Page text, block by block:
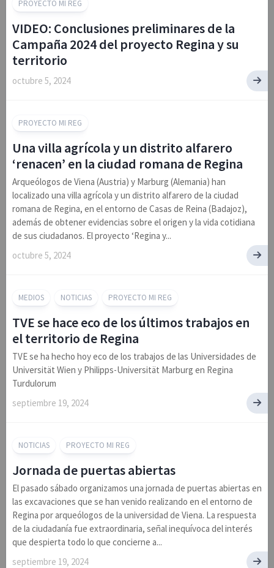
PROYECTO MI REG
VIDEO: Conclusiones preliminares de la
Campaña 2024 del proyecto Regina y su
territorio
octubre 5, 2024
PROYECTO MI REG
Una villa agrícola y un distrito alfarero
‘renacen’ en la ciudad romana de Regina
Arqueólogos de Viena (Austria) y Marburg (Alemania) han
localizado una villa agrícola y un distrito alfarero de la ciudad
romana de Regina, en el entorno de Casas de Reina (Badajoz),
además de obtener evidencias sobre el origen y la vida cotidiana
de sus ciudadanos. El proyecto ‘Regina y...
octubre 5, 2024
MEDIOS NOTICIAS PROYECTO MI REG
TVE se hace eco de los últimos trabajos en
el territorio de Regina
TVE se ha hecho hoy eco de los trabajos de las Universidades de
Universität Wien y Philipps-Universität Marburg en Regina
Turdulorum
septiembre 19, 2024
NOTICIAS PROYECTO MI REG
Jornada de puertas abiertas
El pasado sábado organizamos una jornada de puertas abiertas en
las excavaciones que se han venido realizando en el entorno de
Regina por arqueólogos de la universidad de Viena. La respuesta
de la ciudadanía fue extraordinaria, señal inequívoca del interés
que despierta todo lo que concierne a...
septiembre 19, 2024